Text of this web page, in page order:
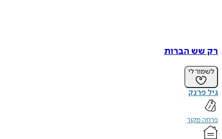
רק שש הברות
לשמור לי
גיל פרנק
פרוזה מקור